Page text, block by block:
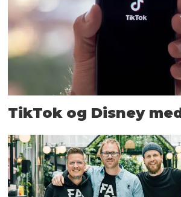
TikTok og Disney